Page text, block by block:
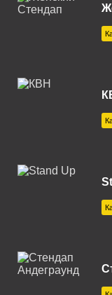
Владимир 100.8
Волгоград 104.5
Вологда 106.5 FM
Волоколамск
Воткинск 96.0 FM
Глазов 107.4 FM
Егорьевск 89.7